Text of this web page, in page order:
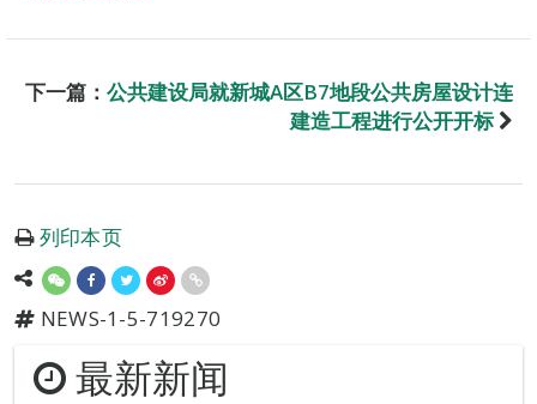
下一篇： 公共建设局就新城A区B7地段公共房屋设计连
建造工程进行公开开标
列印本页
NEWS-1-5-719270
最新新闻